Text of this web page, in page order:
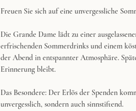
Freuen Sie sich auf eine unvergessliche
Die Grande Dame lädt zu einer
erfrischenden Sommerdrinks und einem
der Abend in entspannter Atmosphäre.
Erinnerung bleibt.
Das Besondere: Der Erlös der Spenden
unvergesslich, sondern auch sinnstiftend.